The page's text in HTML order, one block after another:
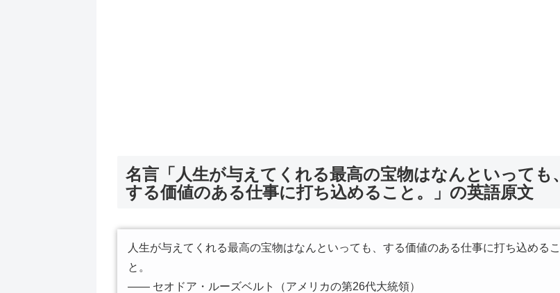
名言「人生が与えてくれる最高の宝物はなんといっても、
する価値のある仕事に打ち込めること。」の英語原文
人生が与えてくれる最高の宝物はなんといっても、する価値のある仕事に打ち込めるこ
と。
―― セオドア・ルーズベルト（アメリカの第26代大統領）